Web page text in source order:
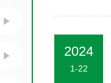
2024
1-22